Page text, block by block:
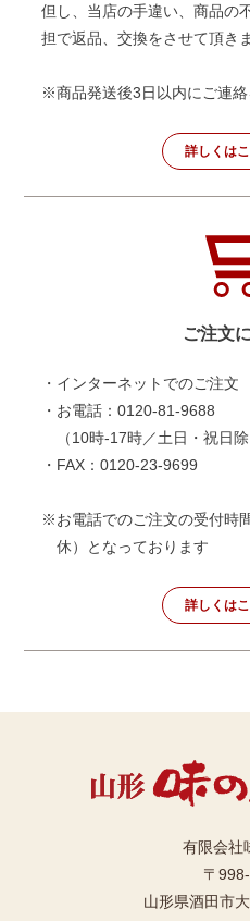
但し、当店の手違い、商品の
担で返品、交換をさせて頂き
※商品発送後3日以内にご連絡
詳しくは
ご注文
・インターネットでのご注文
・お電話：0120-81-9688
（10時-17時／土日・祝日除
・FAX：0120-23-9699
※お電話でのご注文の受付時
休）となっております
詳しくは
有限会社
〒
山形県酒田市